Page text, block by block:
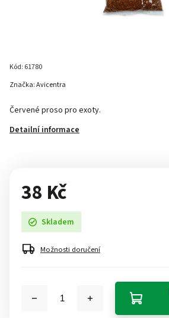
Kód: 61780
Červené proso pro exoty.
Detailní informace
Značka:Avicentra
38 Kč
Skladem
Možnosti doručení